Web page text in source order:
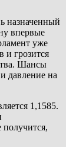
назначенный
впервые
уже
и грозится
Шансы
давление на
1,1585.